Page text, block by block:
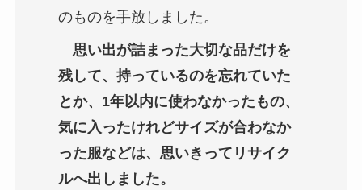
のものを手放しました。
思い出が詰まった大切な品だけを
残して、持っているのを忘れていた
とか、1年以内に使わなかったもの、
気に入ったけれどサイズが合わなか
った服などは、思いきってリサイク
ルへ出しました。